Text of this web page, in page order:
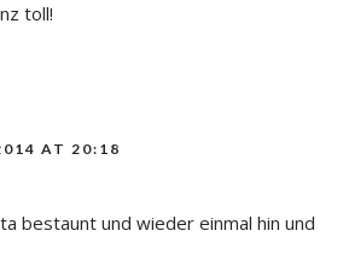
toll!
AT 20:18
bestaunt und wieder einmal hin und